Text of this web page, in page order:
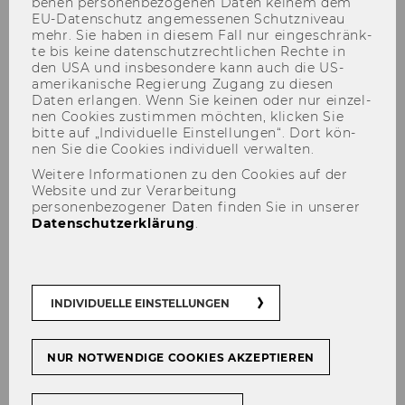
SROI-Analyse des Projekts
"Das gute Holz. Mit sozialem
Engagement gegen den
Cola Ös­ter­reich be­auf­tragt, mit­tels einer So­cial
EU-​Datenschutz an­ge­mes­se­nen Schutz­ni­veau
mehr. Sie haben in die­sem Fall nur ein­ge­schränk­
te bis keine da­ten­schutz­recht­li­chen Rech­te in
den USA und ins­be­son­de­re kann auch die US-​
amerikanische Re­gie­rung Zu­gang zu die­sen
Daten er­lan­gen. Wenn Sie kei­nen oder nur ein­zel­
nen Coo­kies zu­stim­men möch­ten, kli­cken Sie
bitte auf „In­di­vi­du­el­le Ein­stel­lun­gen“. Dort kön­
nen Sie die Coo­kies in­di­vi­du­ell ver­wal­ten.
Weitere Informationen zu den Cookies auf der
Website und zur Verarbeitung
personenbezogener Daten finden Sie in unserer
Datenschutzerklärung.
INDIVIDUELLE EINSTELLUNGEN
NUR NOTWENDIGE COOKIES AKZEPTIEREN